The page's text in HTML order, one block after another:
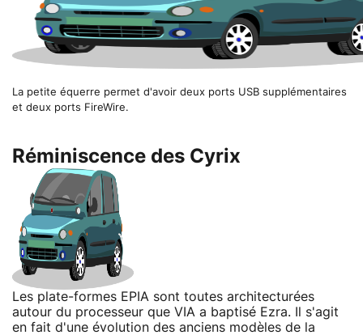
La petite équerre permet d'avoir deux ports USB supplémentaires
et deux ports FireWire.
Réminiscence des Cyrix
Les plate-formes EPIA sont toutes architecturées
autour du processeur que VIA a baptisé Ezra. Il s'agit
en fait d'une évolution des anciens modèles de la